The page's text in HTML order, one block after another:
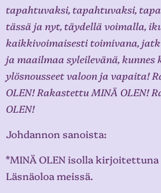
tapahtuvaksi, tapahtuvaksi,
tässä ja nyt, täydellä voimalla,
kaikkivoimaisesti toimivana,
ja maailmaa syleilevänä,
ylösnousseet valoon ja vapaita!
OLEN! Rakastettu MINÄ OLEN!
OLEN!
Johdannon sanoista:
*MINÄ OLEN isolla
Läsnäoloa meissä.